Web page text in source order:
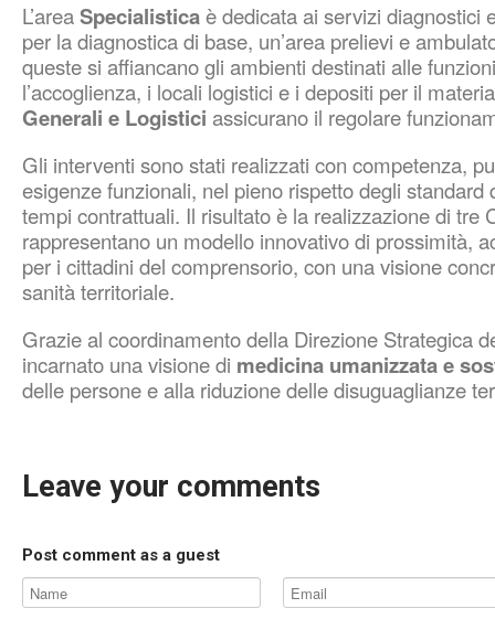
L’areaSpecialisticaè dedicata ai servizi diagnostici
per la diagnostica di base, un’area prelievi e
queste si affiancano gli ambienti destinati alle
l’accoglienza, i locali logistici e i depositi per il
Generali e Logistici assicurano il regolare
Gli interventi sono stati realizzati con competenza,
esigenze funzionali, nel pieno rispetto degli
tempi contrattuali. Il risultato è la realizzazione di tre
rappresentano un modello innovativo di prossimità,
per i cittadini del comprensorio, con una visione
sanità territoriale.
Grazie al coordinamento della Direzione Strategica
incarnato una visione di medicina umanizzata e
delle persone e alla riduzione delle disuguaglianze
Leave your comments
Post comment as a guest